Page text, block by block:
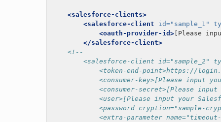
<salesforce-clients>
<salesforce-client
id="sample_1"
<oauth-provider-id>[Please
</salesforce-client>
<!--
<salesforce-client id="sample_2"
<token-end-point>https://
<consumer-key>[Please input
<consumer-secret>[Please
<user>[Please input your
<password cryption="sample-
<extra-parameter